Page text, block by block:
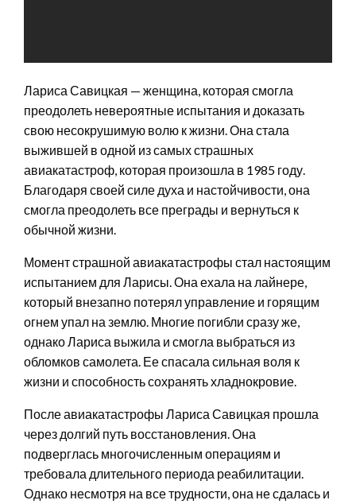
Лариса Савицкая — женщина, которая смогла
преодолеть невероятные испытания и доказать
свою несокрушимую волю к жизни. Она стала
выжившей в одной из самых страшных
авиакатастроф, которая произошла в 1985 году.
Благодаря своей силе духа и настойчивости, она
смогла преодолеть все преграды и вернуться к
обычной жизни.
Момент страшной авиакатастрофы стал настоящим
испытанием для Ларисы. Она ехала на лайнере,
который внезапно потерял управление и горящим
огнем упал на землю. Многие погибли сразу же,
однако Лариса выжила и смогла выбраться из
обломков самолета. Ее спасала сильная воля к
жизни и способность сохранять хладнокровие.
После авиакатастрофы Лариса Савицкая прошла
через долгий путь восстановления. Она
подверглась многочисленным операциям и
требовала длительного периода реабилитации.
Однако несмотря на все трудности, она не сдалась и